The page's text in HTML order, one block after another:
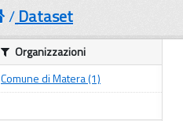
Dataset
Organizzazioni
Comune di Matera (1)